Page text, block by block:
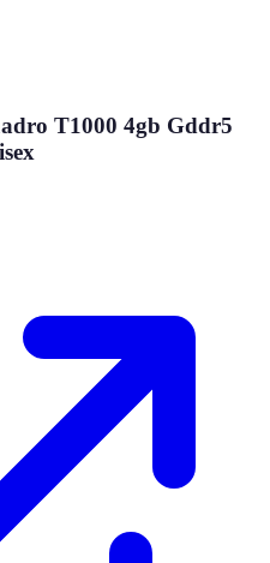
T1000 4gb Gddr5